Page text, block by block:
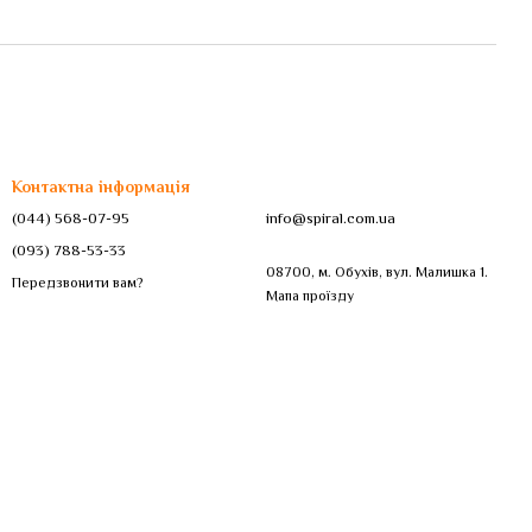
Контактна інформація
(044) 568-07-95
(093) 788-53-33
Передзвонити вам?
info@spiral.com.ua
08700, м. Обухів, вул. Малишка 1.
Мапа проїзду